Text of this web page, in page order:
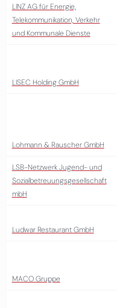
LINZ AG für Energie,
Telekommunikation, Verkehr
und Kommunale Dienste
LISEC Holding GmbH
Lohmann & Rauscher GmbH
LSB-Netzwerk Jugend- und
Sozialbetreuungsgesellschaft
mbH
Ludwar Restaurant GmbH
MACO Gruppe